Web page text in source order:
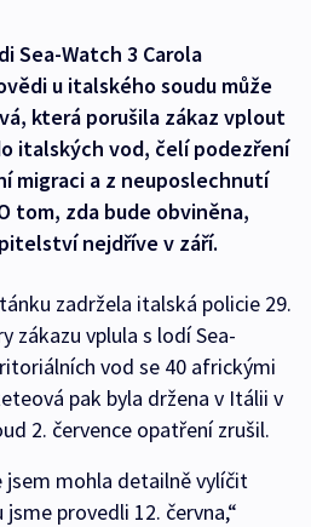
Sea-Watch 3 Carola
u italského soudu může
která porušila zákaz vplout
italských vod, čelí podezření
migraci a z neuposlechnutí
tom, zda bude obviněna,
nejdříve v září.
zadržela italská policie 29.
zákazu vplula s lodí Sea-
vod se 40 africkými
pak byla držena v Itálii v
2. července opatření zrušil.
jsem mohla detailně vylíčit
provedli 12. června,“